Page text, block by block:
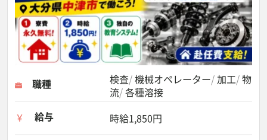
職種 検査 機械オペレーター 加工 物
流 各種溶接
給与
時給1,850円